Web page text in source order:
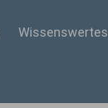
Wissenswertes